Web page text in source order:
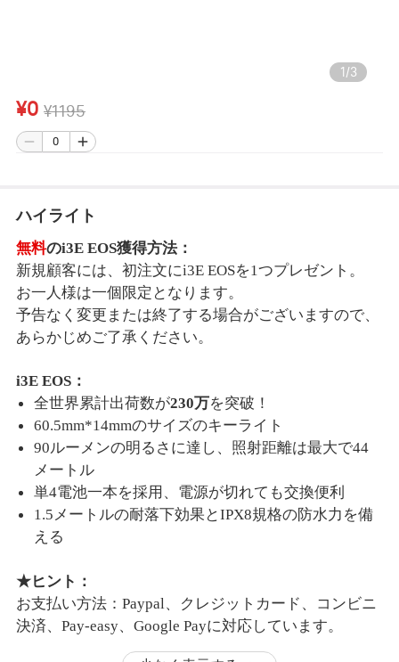
1/3
¥0 ¥1195
ハイライト
無料のi3E EOS獲得方法：
新規顧客には、初注文にi3E EOSを1つプレゼント。
お一人様は一個限定となります。
予告なく変更または終了する場合がございますので、
あらかじめご了承ください。
i3E EOS：
全世界累計出荷数が230万を突破！
60.5mm*14mmのサイズのキーライト
90ルーメンの明るさに達し、照射距離は最大で44
メートル
単4電池一本を採用、電源が切れても交換便利
1.5メートルの耐落下効果とIPX8規格の防水力を備
える
★ヒント：
お支払い方法：Paypal、クレジットカード、コンビニ
決済、Pay-easy、Google Payに対応しています。